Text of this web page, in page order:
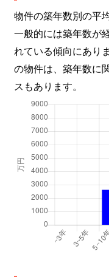
物件の築年数別の平
一般的には築年数が
れている傾向にあり
の物件は、築年数に
スもあります。